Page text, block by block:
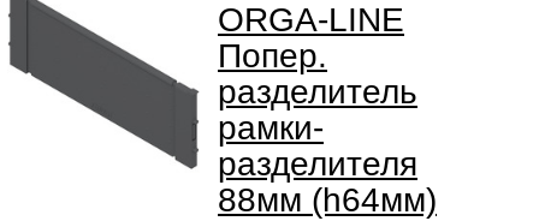
ORGA-LINE
Попер.
разделитель
рамки-
разделителя
88мм (h64мм)